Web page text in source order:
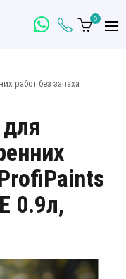
0
работ без запаха
0.9л,